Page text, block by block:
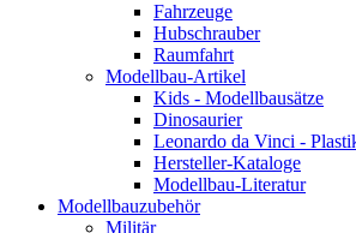
Fahrzeuge
Hubschrauber
Raumfahrt
Modellbau-Artikel
Kids - Modellbausätze
Dinosaurier
Leonardo da Vinci -
Hersteller-Kataloge
Modellbau-Literatur
Modellbauzubehör
Militär